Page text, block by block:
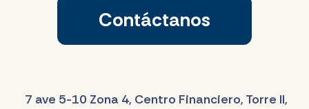
Contáctanos
7 ave 5-10 Zona 4, Centro Financiero, Torre II,